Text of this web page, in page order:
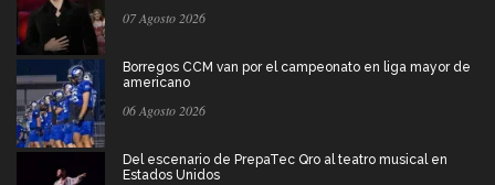
07 Agosto 2026
Borregos CCM van por el campeonato en liga mayor de
americano
06 Agosto 2026
Del escenario de PrepaTec Qro al teatro musical en
Estados Unidos